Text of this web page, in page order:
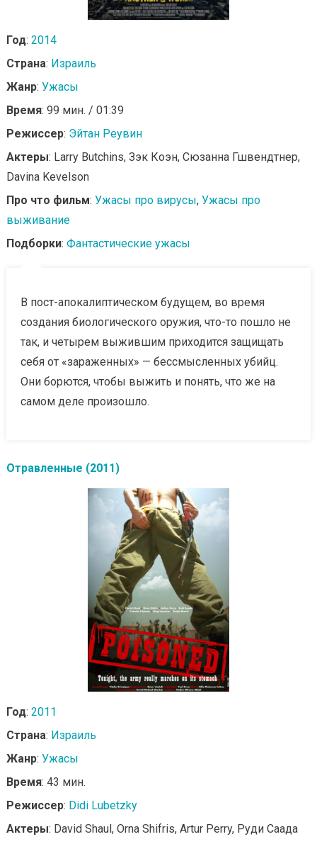
Год: 2014
Страна: Израиль
Жанр: Ужасы
Время: 99 мин. / 01:39
Режиссер: Эйтан Реувин
Актеры: Larry Butchins, Зэк Коэн, Сюзанна Гшвендтнер,
Davina Kevelson
Про что фильм: Ужасы про вирусы, Ужасы про
выживание
Подборки: Фантастические ужасы
В пост-апокалиптическом будущем, во время
создания биологического оружия, что-то пошло не
так, и четырем выжившим приходится защищать
себя от «зараженных» — бессмысленных убийц.
Они борются, чтобы выжить и понять, что же на
самом деле произошло.
Отравленные (2011)
Год: 2011
Страна: Израиль
Жанр: Ужасы
Время: 43 мин.
Режиссер: Didi Lubetzky
Актеры: David Shaul, Orna Shifris, Artur Perry, Руди Саада